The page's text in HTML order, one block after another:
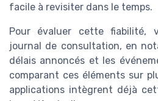
facile à revisiter dans le temps.
Pour évaluer cette fiabilité,
journal de consultation, en
délais annoncés et les
comparant ces éléments sur
applications intègrent déjà